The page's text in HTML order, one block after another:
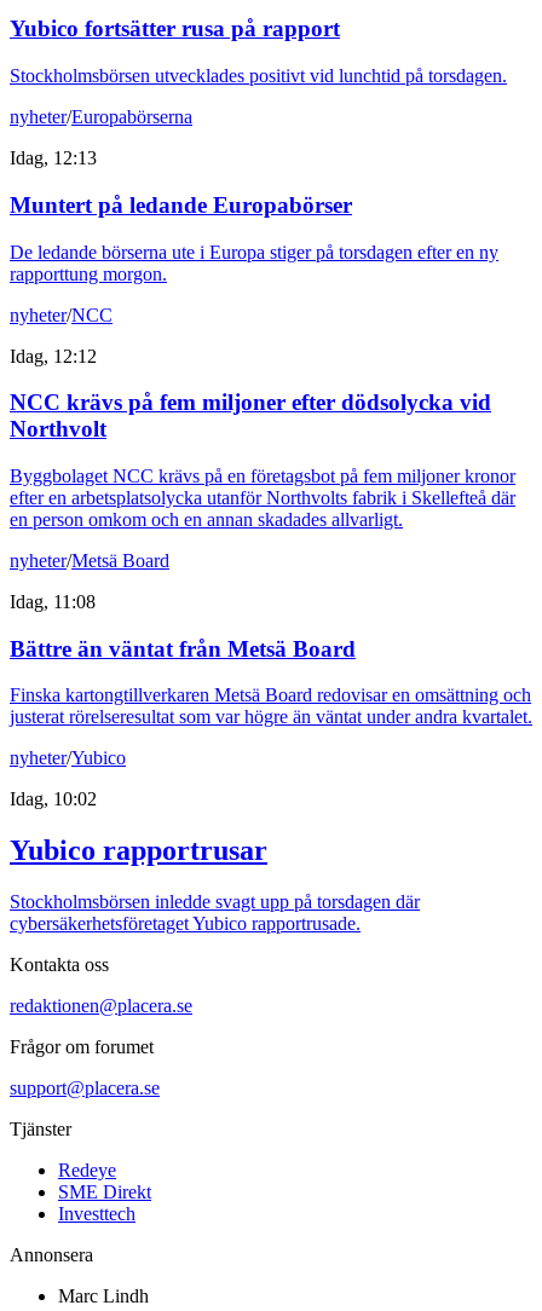
Yubico fortsätter rusa på rapport
Stockholmsbörsen utvecklades positivt vid lunchtid på torsdagen.
nyheter/Europabörserna
Idag, 12:13
Muntert på ledande Europabörser
De ledande börserna ute i Europa stiger på torsdagen efter en ny
rapporttung morgon.
nyheter/NCC
Idag, 12:12
NCC krävs på fem miljoner efter dödsolycka vid
Northvolt
Byggbolaget NCC krävs på en företagsbot på fem miljoner kronor
efter en arbetsplatsolycka utanför Northvolts fabrik i Skellefteå där
en person omkom och en annan skadades allvarligt.
nyheter/Metsä Board
Idag, 11:08
Bättre än väntat från Metsä Board
Finska kartongtillverkaren Metsä Board redovisar en omsättning och
justerat rörelseresultat som var högre än väntat under andra kvartalet.
nyheter/Yubico
Idag, 10:02
Yubico rapportrusar
Stockholmsbörsen inledde svagt upp på torsdagen där
cybersäkerhetsföretaget Yubico rapportrusade.
Kontakta oss
redaktionen@placera.se
Frågor om forumet
support@placera.se
Tjänster
Redeye
SME Direkt
Investtech
Annonsera
Marc Lindh